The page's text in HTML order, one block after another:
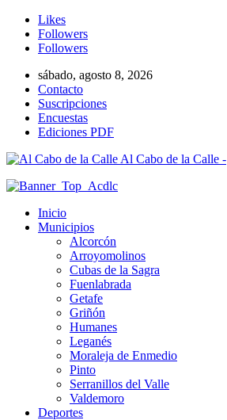
Likes
Followers
Followers
sábado, agosto 8, 2026
Contacto
Suscripciones
Encuestas
Ediciones PDF
Al Cabo de la Calle -
Inicio
Municipios
Alcorcón
Arroyomolinos
Cubas de la Sagra
Fuenlabrada
Getafe
Griñón
Humanes
Leganés
Moraleja de Enmedio
Pinto
Serranillos del Valle
Valdemoro
Deportes